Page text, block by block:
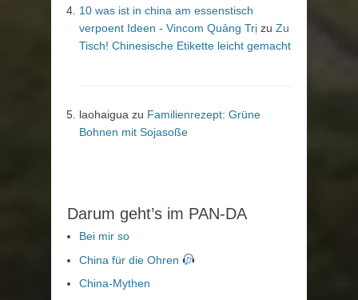
10 was ist in china am essenstisch
verpoent Ideen - Vincom Quảng Trị zu Zu
Tisch! Chinesische Etikette leicht gemacht
laohaigua zu Familienrezept: Grüne
Bohnen mit Sojasoße
Darum geht’s im PAN-DA
Bei mir so
China für die Ohren
China-Mythen